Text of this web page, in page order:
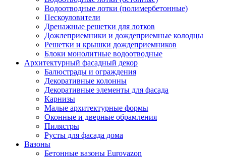
Водоотводные лотки (полимербетонные)
Пескоуловители
Дренажные решетки для лотков
Дожлеприемники и дождеприемные колодцы
Решетки и крышки дождеприемников
Блоки монолитные водоотводные
Архитектурный фасадный декор
Балюстрады и ограждения
Декоративные колонны
Декоративные элементы для фасада
Карнизы
Малые архитектурные формы
Оконные и дверные обрамления
Пилястры
Русты для фасада дома
Вазоны
Бетонные вазоны Eurovazon